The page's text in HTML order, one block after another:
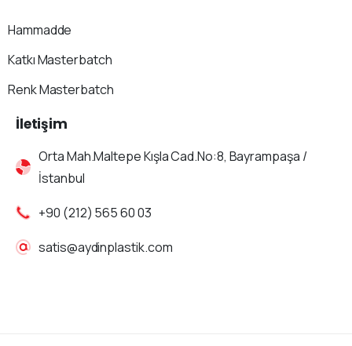
Hammadde
Katkı Masterbatch
Renk Masterbatch
İletişim
Orta Mah.Maltepe Kışla Cad.No:8, Bayrampaşa /
İstanbul
+90 (212) 565 60 03
satis@aydinplastik.com